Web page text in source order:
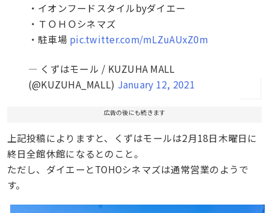
・イオンフードスタイルbyダイエー
・ＴＯＨＯシネマズ
・駐車場 pic.twitter.com/mLZuAUxZ0m
— くずはモール / KUZUHA MALL
(@KUZUHA_MALL) January 12, 2021
広告の後にも続きます
上記投稿によりますと、くずはモールは2月18日木曜日に
終日全館休館になるとのこと。
ただし、ダイエーとTOHOシネマズは通常営業のようで
す。